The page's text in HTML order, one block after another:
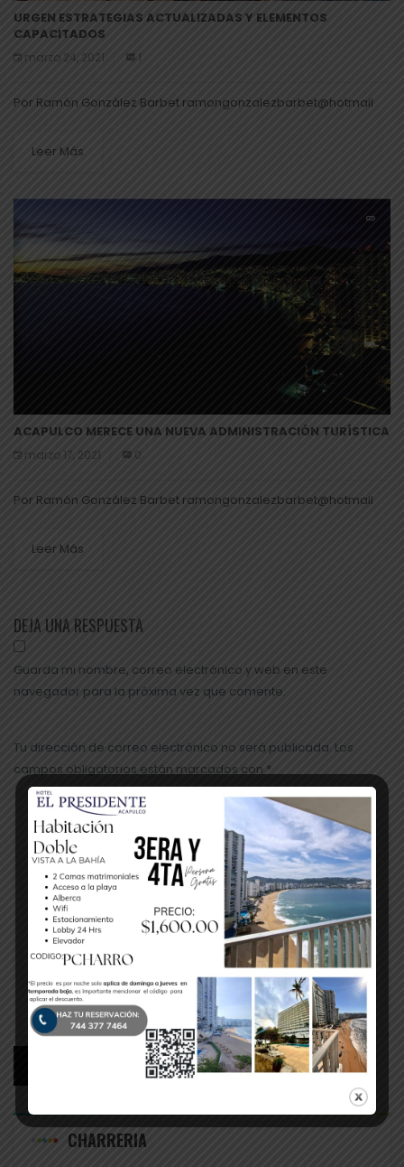
URGEN ESTRATEGIAS ACTUALIZADAS Y ELEMENTOS
CAPACITADOS
marzo 24, 2021 1
Por Ramón González Barbet ramongonzalezbarbet@hotmail
Leer Más
ACAPULCO MERECE UNA NUEVA ADMINISTRACIÓN TURÍSTICA
marzo 17, 2021 0
Por Ramón González Barbet ramongonzalezbarbet@hotmail
Leer Más
DEJA UNA RESPUESTA
Guarda mi nombre, correo electrónico y web en este
navegador para la próxima vez que comente.
Tu dirección de correo electrónico no será publicada. Los
campos obligatorios están marcados con *
CHARRERIA